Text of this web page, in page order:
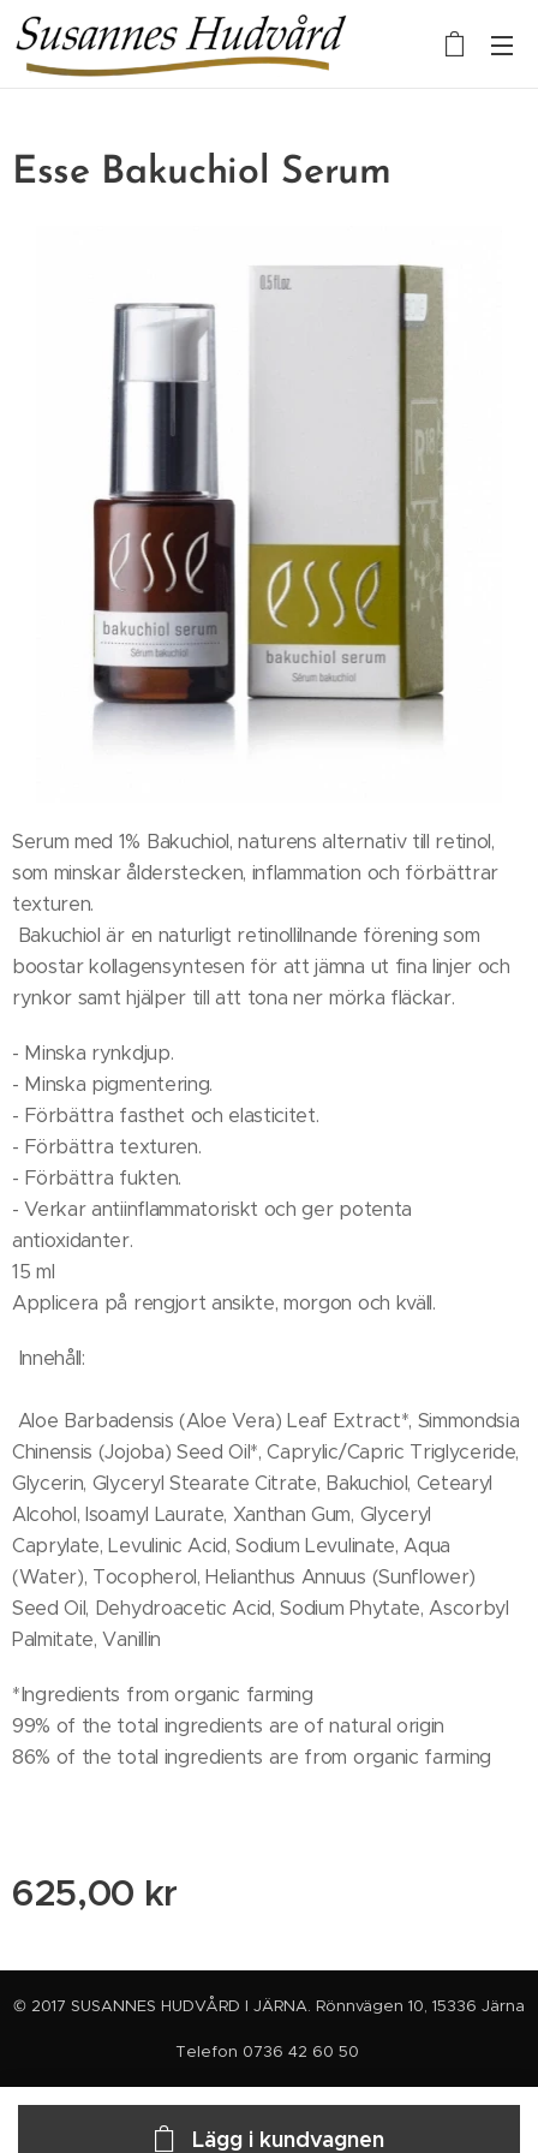
Esse Bakuchiol Serum
Serum med 1% Bakuchiol, naturens alternativ till retinol,
som minskar ålderstecken, inflammation och förbättrar
texturen.
Bakuchiol är en naturligt retinollilnande förening som
boostar kollagensyntesen för att jämna ut fina linjer och
rynkor samt hjälper till att tona ner mörka fläckar.
- Minska rynkdjup.
- Minska pigmentering.
- Förbättra fasthet och elasticitet.
- Förbättra texturen.
- Förbättra fukten.
- Verkar antiinflammatoriskt och ger potenta
antioxidanter.
15 ml
Applicera på rengjort ansikte, morgon och kväll.
Innehåll:
Aloe Barbadensis (Aloe Vera) Leaf Extract*, Simmondsia
Chinensis (Jojoba) Seed Oil*, Caprylic/Capric Triglyceride,
Glycerin, Glyceryl Stearate Citrate, Bakuchiol, Cetearyl
Alcohol, Isoamyl Laurate, Xanthan Gum, Glyceryl
Caprylate, Levulinic Acid, Sodium Levulinate, Aqua
(Water), Tocopherol, Helianthus Annuus (Sunflower)
Seed Oil, Dehydroacetic Acid, Sodium Phytate, Ascorbyl
Palmitate, Vanillin
*Ingredients from organic farming
99% of the total ingredients are of natural origin
86% of the total ingredients are from organic farming
625,00 kr
Lägg i kundvagnen
© 2017 SUSANNES HUDVÅRD I JÄRNA. Rönnvägen 10, 15336 Järna
Telefon 0736 42 60 50